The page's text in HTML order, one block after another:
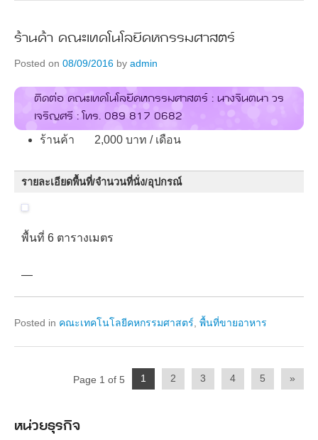
ร้านค้า คณะเทคโนโลยีคหกรรมศาสตร์
Posted on 08/09/2016 by admin
ติดต่อ คณะเทคโนโลยีคหกรรมศาสตร์ : นางจินตนา วร
เจริญศรี : โทร. 089 817 0682
ร้านค้า 2,000 บาท / เดือน
รายละเอียดพื้นที่/จำนวนที่นั่ง/อุปกรณ์
พื้นที่ 6 ตารางเมตร
—
Posted in คณะเทคโนโลยีคหกรรมศาสตร์ พื้นที่ขายอาหาร
Page 1 of 5 1 2 3 4 5 »
หน่วยธุรกิจ